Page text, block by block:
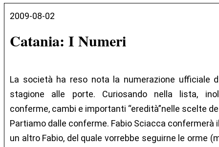
2009-08-02
Catania: I Numeri
La società ha reso nota la numerazione ufficiale
stagione alle porte. Curiosando nella lista,
conferme, cambi e importanti “eredità”nelle scelte
Partiamo dalle conferme. Fabio Sciacca confermerà
un altro Fabio, del quale vorrebbe seguirne le orme